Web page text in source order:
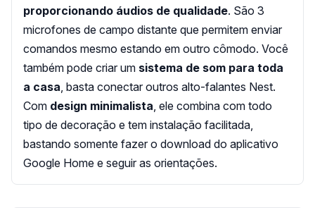
proporcionando áudios de qualidade. São 3
microfones de campo distante que permitem enviar
comandos mesmo estando em outro cômodo. Você
também pode criar um sistema de som para toda
a casa, basta conectar outros alto-falantes Nest.
Com design minimalista, ele combina com todo
tipo de decoração e tem instalação facilitada,
bastando somente fazer o download do aplicativo
Google Home e seguir as orientações.